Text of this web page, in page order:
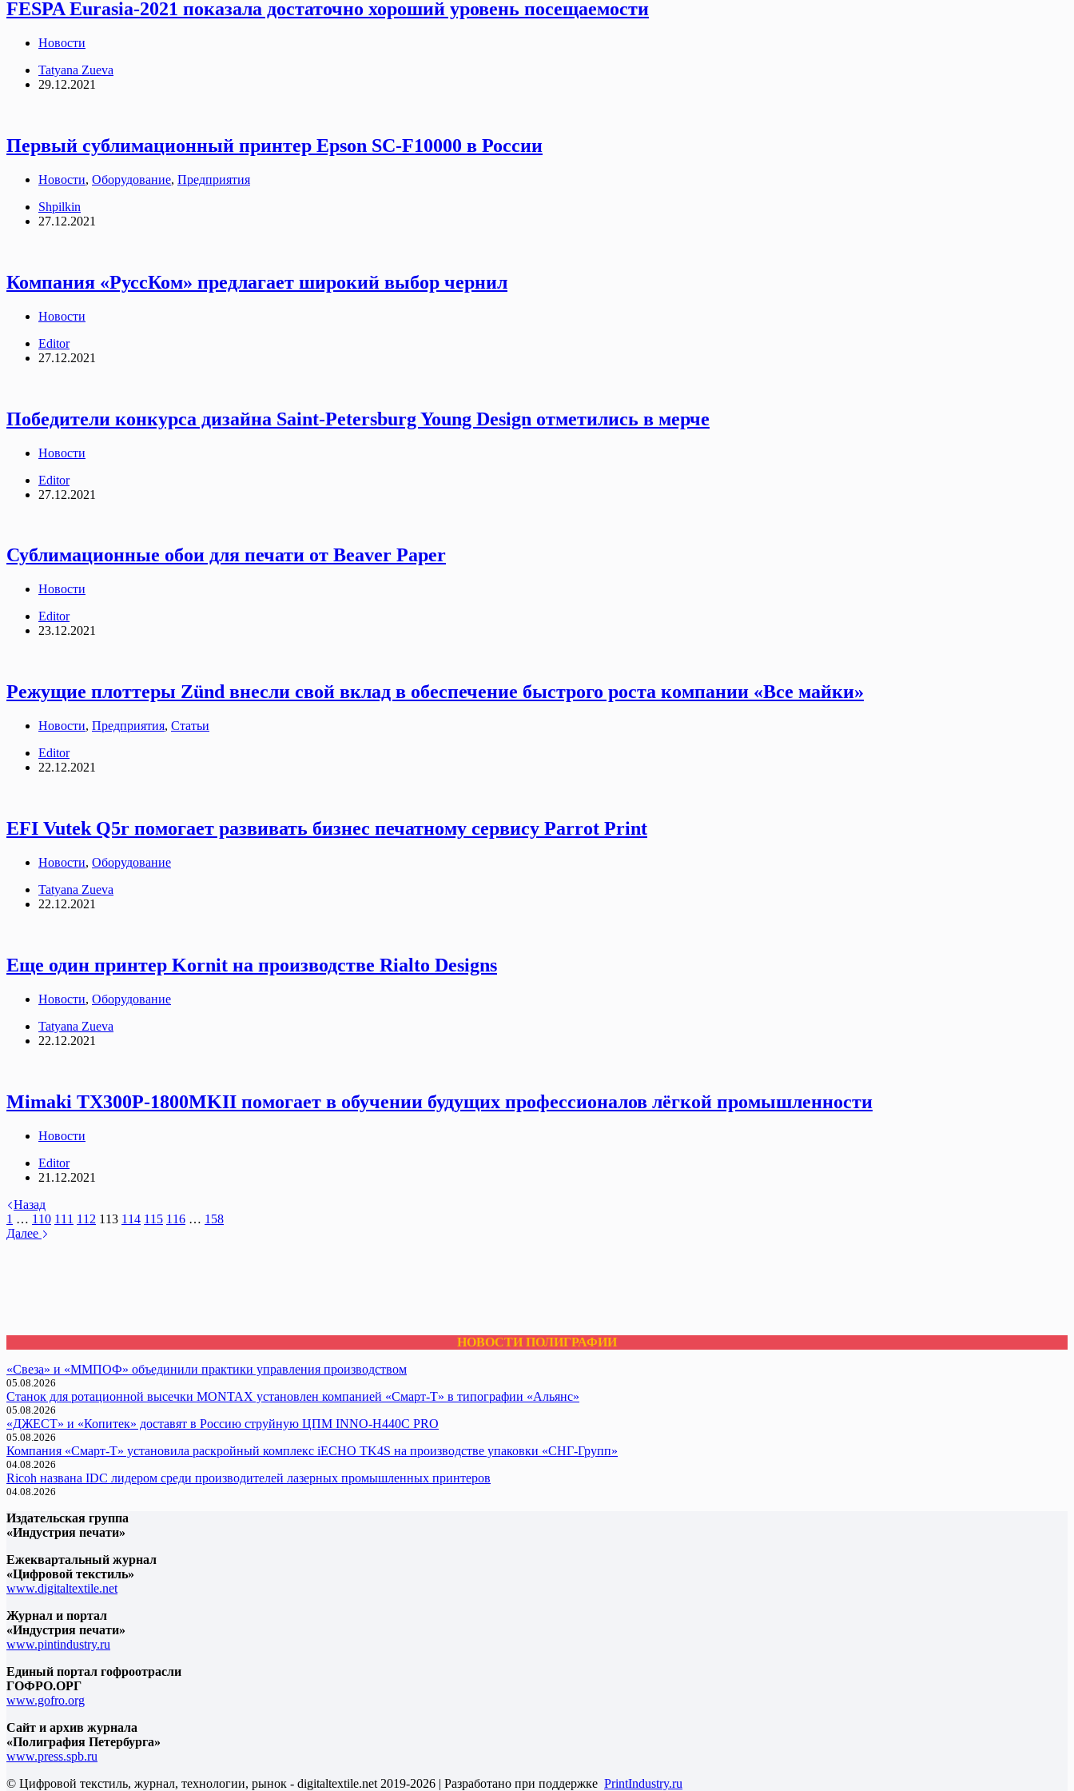
FESPA Eurasia-2021 показала достаточно хороший уровень посещаемости
Новости
Tatyana Zueva
29.12.2021
Первый сублимационный принтер Epson SC-F10000 в России
Новости, Оборудование, Предприятия
Shpilkin
27.12.2021
Компания «РуссКом» предлагает широкий выбор чернил
Новости
Editor
27.12.2021
Победители конкурса дизайна Saint-Petersburg Young Design отметились в мерче
Новости
Editor
27.12.2021
Сублимационные обои для печати от Beaver Paper
Новости
Editor
23.12.2021
Режущие плоттеры Zünd внесли свой вклад в обеспечение быстрого роста компании «Все майки»
Новости, Предприятия, Статьи
Editor
22.12.2021
EFI Vutek Q5r помогает развивать бизнес печатному сервису Parrot Print
Новости, Оборудование
Tatyana Zueva
22.12.2021
Еще один принтер Kornit на производстве Rialto Designs
Новости, Оборудование
Tatyana Zueva
22.12.2021
Mimaki TX300P-1800MKII помогает в обучении будущих профессионалов лёгкой промышленности
Новости
Editor
21.12.2021
Назад
1 … 110 111 112 113 114 115 116 … 158
Далее
НОВОСТИ ПОЛИГРАФИИ
«Свеза» и «ММПОФ» объединили практики управления производством
05.08.2026
Cтанок для ротационной высечки MONTAX установлен компанией «Смарт-Т» в типографии «Альянс»
05.08.2026
«ДЖЕСТ» и «Копитек» доставят в Россию струйную ЦПМ INNO-H440C PRO
05.08.2026
Компания «Смарт-Т» установила раскройный комплекс iECHO TK4S на производстве упаковки «СНГ-Групп»
04.08.2026
Ricoh названа IDC лидером среди производителей лазерных промышленных принтеров
04.08.2026
Издательская группа
«Индустрия печати»
Ежеквартальный журнал
«Цифровой текстиль»
www.digitaltextile.net
Журнал и портал
«Индустрия печати»
www.pintindustry.ru
Единый портал гофроотрасли
ГОФРО.ОРГ
www.gofro.org
Сайт и архив журнала
«Полиграфия Петербурга»
www.press.spb.ru
© Цифровой текстиль, журнал, технологии, рынок - digitaltextile.net 2019-2026 | Разработано при поддержке PrintIndustry.ru